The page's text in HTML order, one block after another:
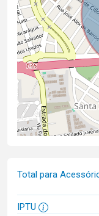
Total para
IPTU